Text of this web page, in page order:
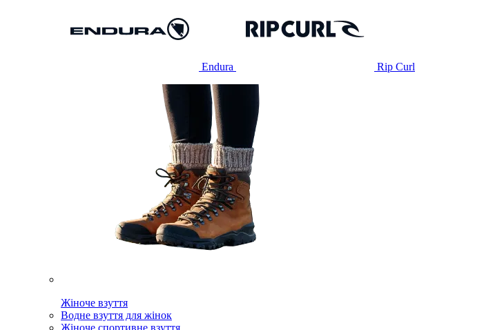
Endura Rip Curl
Жіноче взуття
Водне взуття для жінок
Жіноче спортивне взуття